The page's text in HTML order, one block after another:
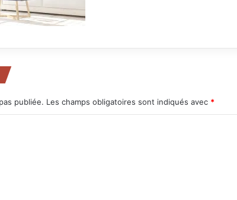
publiée. Les champs obligatoires sont indiqués avec *